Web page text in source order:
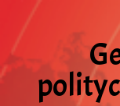
content